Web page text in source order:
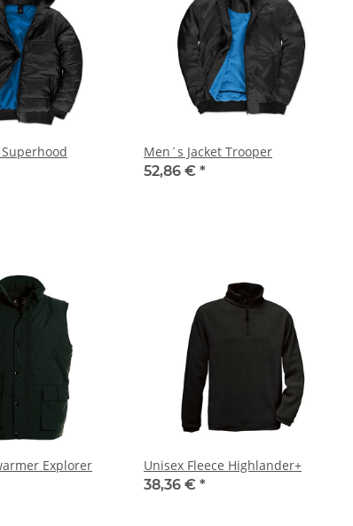
Men´s Jacket Trooper
52,86 € *
Explorer
Unisex Fleece Highlander+
38,36 € *